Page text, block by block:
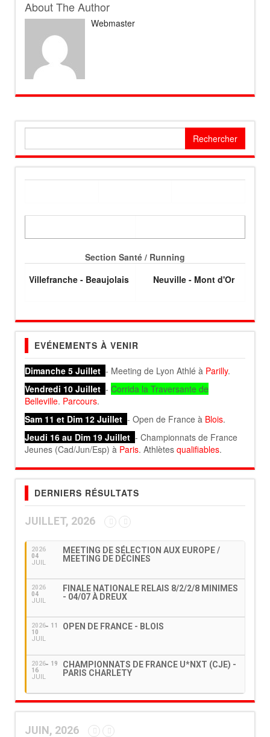
About The Author
Webmaster
Section Santé / Running
Villefranche - Beaujolais
Neuville - Mont d'Or
EVÉNEMENTS À VENIR
Dimanche 5 Juillet - Meeting de Lyon Athlé à Parilly.
Vendredi 10 Juillet - Corrida la Traversante de
Belleville. Parcours.
Sam 11 et Dim 12 Juillet - Open de France à Blois.
Jeudi 16 au Dim 19 Juillet - Championnats de France
Jeunes (Cad/Jun/Esp) à Paris. Athlètes qualifiables.
DERNIERS RÉSULTATS
JUILLET, 2026
2026
04
JUIL
MEETING DE SÉLECTION AUX EUROPE /
MEETING DE DÉCINES
2026
04
JUIL
FINALE NATIONALE RELAIS 8/2/2/8 MINIMES
- 04/07 À DREUX
2026
10
JUIL
11 OPEN DE FRANCE - BLOIS
2026
16
JUIL
19
CHAMPIONNATS DE FRANCE U*NXT (CJE) -
PARIS CHARLETY
JUIN, 2026